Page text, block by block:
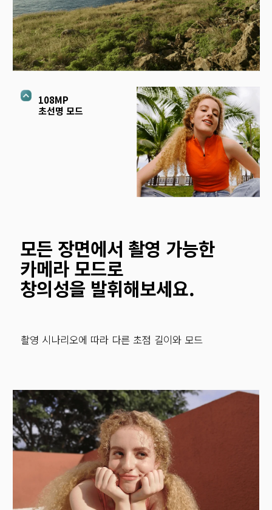
108MP
초선명 모드
모든 장면에서 촬영 가능한
카메라 모드로
창의성을 발휘해보세요.
촬영 시나리오에 따라 다른 초점 길이와 모드